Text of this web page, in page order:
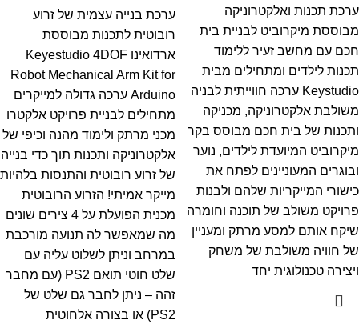
ערכת תכנות ואלקטרוניקה
מבוססת מיקרוביט לבניית בית
חכם עם מחשב זעיר ללימוד
תכנות לילדים ומתחילים מבית
Keystudio ערכה חווייתית לבניה
משולבת אלקטרוניקה, מכניקה
ותכנות של בית חכם מבוסס בקר
מיקרוביט המיועדת לילדים, נוער
ובוגרים המעוניינים לפתח את
כישורי המייקריות שלהם ולבנות
פרויקט משולב של תוכנה וחומרה
שיקח אותם למסע מרתק ומעניין
של חוויה משולבת של משחק
ויצירה טכנולוגית יחד
ערכת בנייה עצמית של זרוע
רובוטית לתכנות מבוססת
ארדואינו Keyestudio 4DOF
Robot Mechanical Arm Kit for
Arduino ערכה גדולה למייקרים
מתחילים לבניית פרויקט אלקטרו
מכני מרתק ולימוד מהנה וכיפי של
אלקטרוניקה ותכנות תוך כדי בנייה
של זרוע רובוטית והתנסות בלהיות
מייקר אמיתי! הזרוע הרובוטית
מכנית הפועלת על 4 צירים שונים
מה שמאפשר לה תנועה מורכבת
במרחב וניתן לשלוט עליה עם
שלט חוטי תואם PS2 (עם מחבר
זהה – ניתן לחבר גם שלט של
PS2) או בצורה אלחוטית